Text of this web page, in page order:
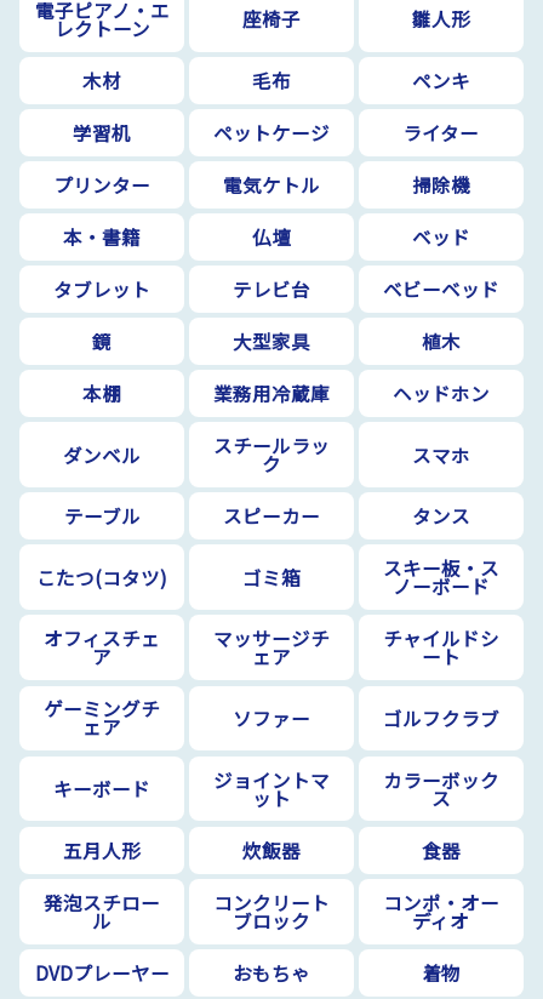
電子ピアノ・エ
レクトーン 座椅子 雛人形
木材 毛布
ペンキ
学習机
ペットケージ
ライター
プリンター
電気ケトル
掃除機
本・書籍
仏壇
ベッド
タブレット
テレビ台
ベビーベッド
鏡
大型家具
植木
本棚
業務用冷蔵庫 ヘッドホン
ダンベル スチールラッ
ク スマホ
テーブル スピーカー タンス
こたつ(コタツ) ゴミ箱 スキー板・ス
ノーボード
オフィスチェ
ア
マッサージチ
ェア
チャイルドシ
ート
ゲーミングチ
ェア ソファー ゴルフクラブ
キーボード ジョイントマ
ット
カラーボック
ス
五月人形
炊飯器
食器
発泡スチロー
ル
コンクリート
ブロック
コンポ・オー
ディオ
DVDプレーヤー
おもちゃ 着物